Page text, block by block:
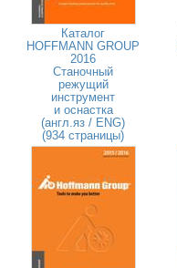
Каталог
HOFFMANN GROUP
2016
Станочный
режущий
инструмент
и оснастка
(англ.яз / ENG)
(934 страницы)